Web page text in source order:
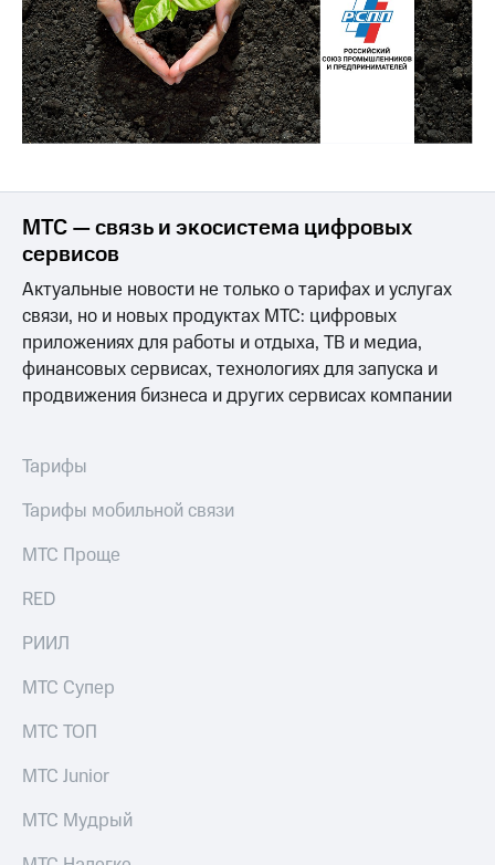
Описание
Еврооблигации-2023
Уведомление
о
погашении
именных
облигаций
Реквизиты
Контакты
развитие
деловая этика
На главную
МТС — связь и экосистема цифровых
сервисов
Актуальные новости не только о тарифах и услугах
связи, но и новых продуктах МТС: цифровых
приложениях для работы и отдыха, ТВ и медиа,
финансовых сервисах, технологиях для запуска и
продвижения бизнеса и других сервисах компании
Тарифы
Тарифы мобильной связи
МТС Проще
RED
РИИЛ
МТС Супер
МТС ТОП
МТС Junior
МТС Мудрый